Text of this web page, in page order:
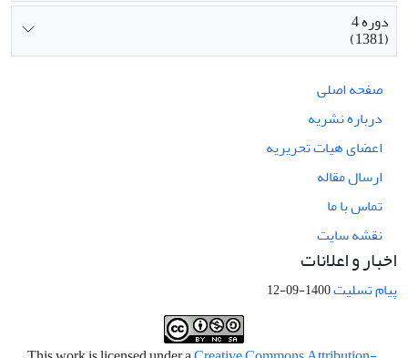
دوره 4
(1381)
صفحه اصلی
درباره نشریه
اعضای هیات تحریریه
ارسال مقاله
تماس با ما
نقشه سایت
اخبار و اعلانات
پیام تسلیت1400-09-12